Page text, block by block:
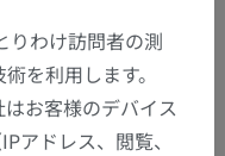
Wolters Kluwer;
りわけ訪問者の測
を利用します。
お客様のデバイス
アドレス、閲覧、